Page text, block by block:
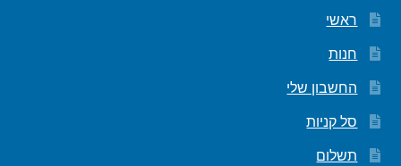
ראשי
חנות
החשבון שלי
סל קניות
תשלום